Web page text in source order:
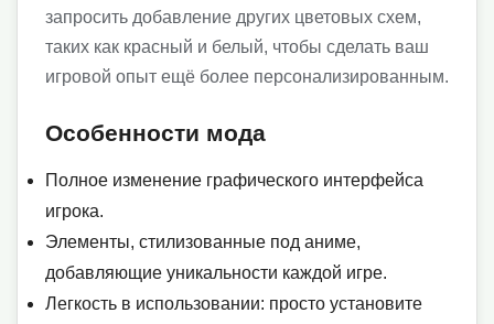
запросить добавление других цветовых схем,
таких как красный и белый, чтобы сделать ваш
игровой опыт ещё более персонализированным.
Особенности мода
Полное изменение графического интерфейса
игрока.
Элементы, стилизованные под аниме,
добавляющие уникальности каждой игре.
Легкость в использовании: просто установите